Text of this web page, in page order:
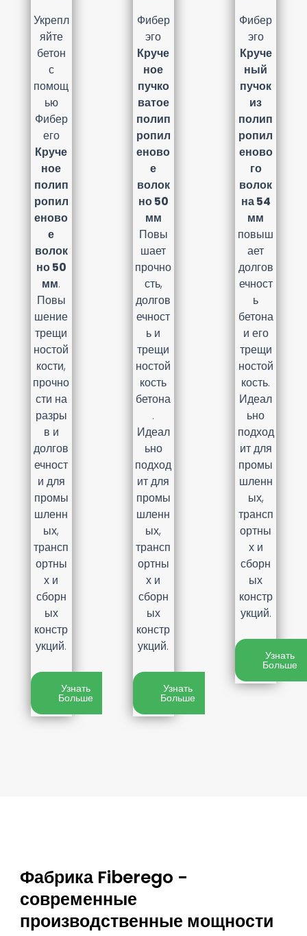
Укрепл
яйте
бетон
с
помощ
ью
Фибер
его
Круче
ное
полип
ропил
еново
е
волок
но 50
мм.
Повы
шение
трещи
ностой
кости,
прочно
сти на
разры
в и
долгов
ечност
и для
промы
шленн
ых,
трансп
ортны
х и
сборн
ых
констр
укций.
Узнать
Больше
Фибер
эго
Круче
ное
пучко
ватое
полип
ропил
еново
е
волок
но 50
мм
Повы
шает
прочно
сть,
долгов
ечност
ь и
трещи
ностой
кость
бетона
.
Идеал
ьно
подход
ит для
промы
шленн
ых,
трансп
ортны
х и
сборн
ых
констр
укций.
Узнать
Больше
Фибер
эго
Круче
ный
пучок
из
полип
ропил
еново
го
волок
на 54
мм
повыш
ает
долгов
ечност
ь
бетона
и его
трещи
ностой
кость.
Идеал
ьно
подход
ит для
промы
шленн
ых,
трансп
ортны
х и
сборн
ых
констр
укций.
Узнать
Больше
Фабрика Fiberego -
современные
производственные мощности